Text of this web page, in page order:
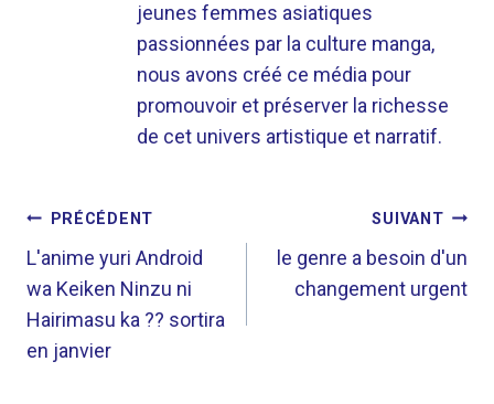
jeunes femmes asiatiques
passionnées par la culture manga,
nous avons créé ce média pour
promouvoir et préserver la richesse
de cet univers artistique et narratif.
NAVIGATION
DE
L’ARTICLE
PRÉCÉDENT
L'anime yuri Android
wa Keiken Ninzu ni
Hairimasu ka ?? sortira
en janvier
SUIVANT
le genre a besoin d'un
changement urgent